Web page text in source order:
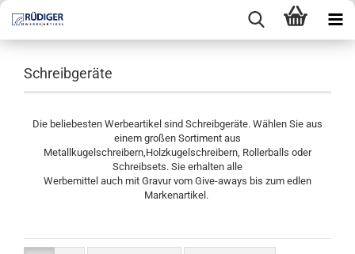
Schreibgeräte
Die beliebesten Werbeartikel sind Schreibgeräte. Wählen Sie aus
einem großen Sortiment aus
Metallkugelschreibern,Holzkugelschreibern, Rollerballs oder
Schreibsets. Sie erhalten alle
Werbemittel auch mit Gravur vom Give-aways bis zum edlen
Markenartikel.